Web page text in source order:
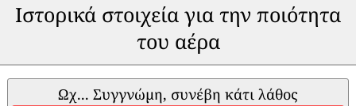
Ιστορικά στοιχεία για την ποιότητα
του αέρα
Ωχ... Συγγνώμη, συνέβη κάτι λάθος